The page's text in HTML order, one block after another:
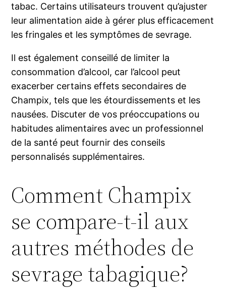
tabac. Certains utilisateurs trouvent qu’ajuster
leur alimentation aide à gérer plus efficacement
les fringales et les symptômes de sevrage.
Il est également conseillé de limiter la
consommation d’alcool, car l’alcool peut
exacerber certains effets secondaires de
Champix, tels que les étourdissements et les
nausées. Discuter de vos préoccupations ou
habitudes alimentaires avec un professionnel
de la santé peut fournir des conseils
personnalisés supplémentaires.
Comment Champix
se compare-t-il aux
autres méthodes de
sevrage tabagique?